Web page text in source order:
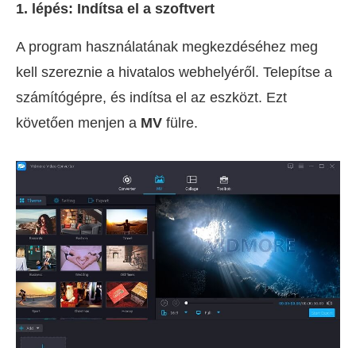
1. lépés: Indítsa el a szoftvert
A program használatának megkezdéséhez meg
kell szereznie a hivatalos webhelyéről. Telepítse a
számítógépre, és indítsa el az eszközt. Ezt
követően menjen a MV fülre.